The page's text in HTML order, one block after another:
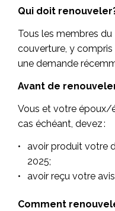
Qui doit
Tous les membres
couverture, y
une demande
Avant de
Vous et votre époux/
cas échéant, devez :
avoir produit votre
2025;
avoir reçu votre
Comment